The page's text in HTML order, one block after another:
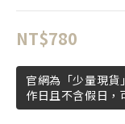
NT$780
官網為「少量現
作日且不含假日，